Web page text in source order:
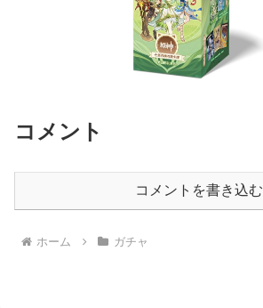
コメント
コメントを書き込む
ホーム ガチャ